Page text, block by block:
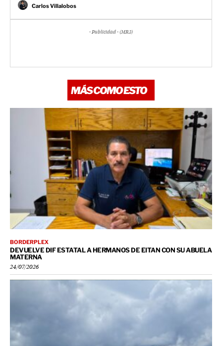
Carlos Villalobos
- Publicidad - (MR3)
MÁS COMO ESTO
BORDERPLEX
DEVUELVE DIF ESTATAL A HERMANOS DE EITAN CON SU ABUELA
MATERNA
24/07/2026